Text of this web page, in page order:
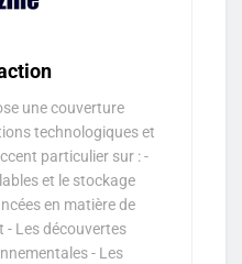
une couverture
technologiques et
particulier sur : -
et le stockage
en matière de
Les découvertes
- Les